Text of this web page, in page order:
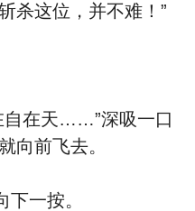
杀这位，并不难！”
在天……”深吸一口
向前飞去。
一按。